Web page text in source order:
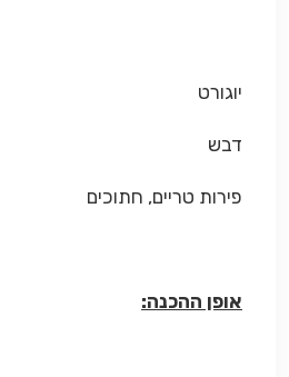
יוגורט
דבש
פירות טריים, חתוכים
אופן ההכנה: